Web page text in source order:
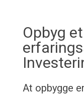
Opbyg
At opbygge